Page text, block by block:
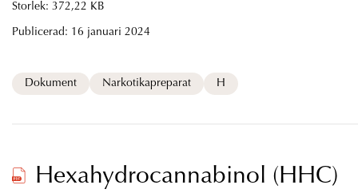
Storlek: 372,22 KB
Publicerad: 16 januari 2024
Dokument Narkotikapreparat H
Hexahydrocannabinol (HHC)